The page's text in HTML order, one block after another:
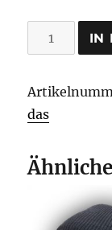
Walhall
graviert
Menge
IN
das